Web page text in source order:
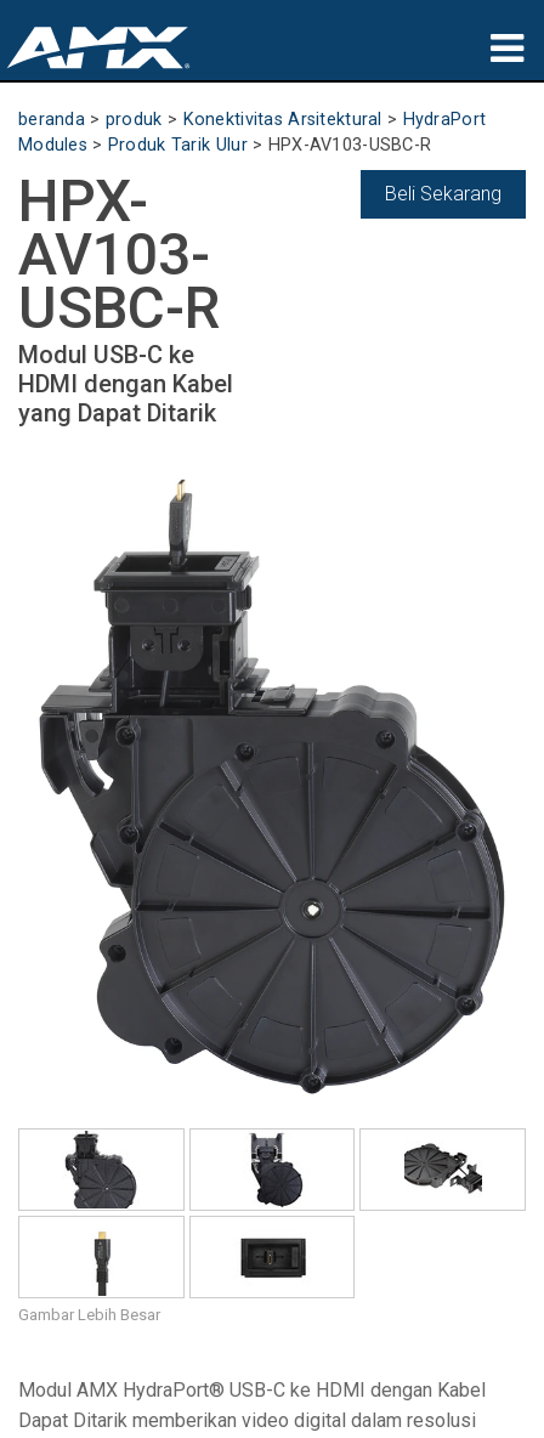
produk
Partners
tempat membeli
pelatihan
dukungan
Bahasa/Wilayah
beranda > produk > Konektivitas Arsitektural > HydraPort
Modules > Produk Tarik Ulur> HPX-AV103-USBC-R
HPX-
AV103-
USBC-R
Modul USB-C ke
HDMI dengan Kabel
yang Dapat Ditarik
Beli Sekarang
Gambar Lebih Besar
Modul AMX HydraPort® USB-C ke HDMI dengan Kabel
Dapat Ditarik memberikan video digital dalam resolusi